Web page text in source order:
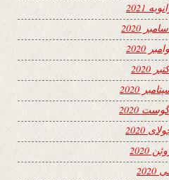
2021
2020
2020
2020
2020
2020
2020
2020